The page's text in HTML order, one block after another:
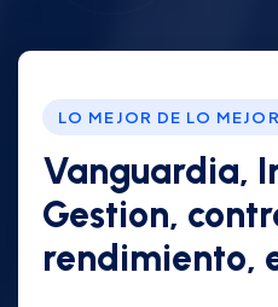
LO MEJOR DE LO MEJOR
Vanguardia,
Gestion,
rendimiento,